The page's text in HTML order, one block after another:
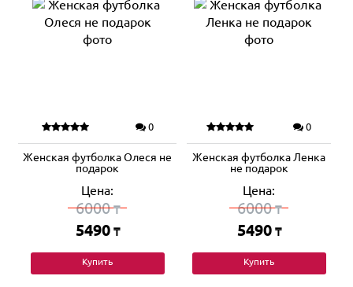
0
Женская футболка Олеся не
подарок
Цена:
6000₸
5490 ₸
Купить
0
Женская футболка Ленка
не подарок
Цена:
6000₸
5490 ₸
Купить